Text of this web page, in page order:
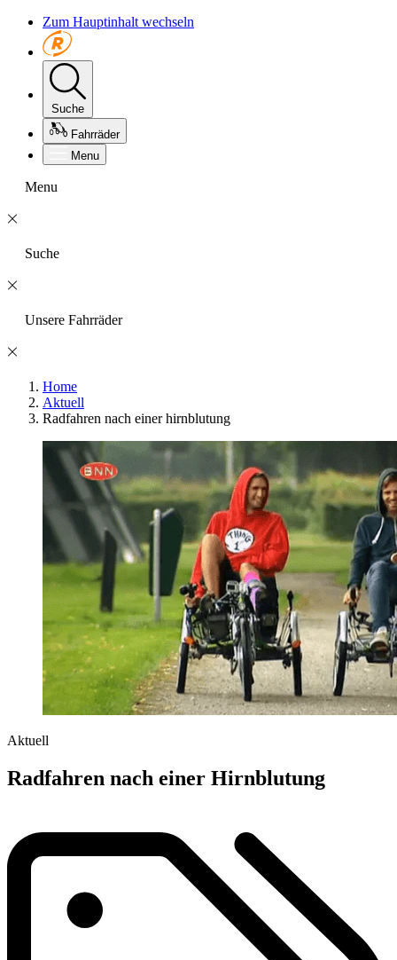
Zum Hauptinhalt wechseln
Suche
Fahrräder
Menu
Menu
Suche
Unsere Fahrräder
Home
Aktuell
Radfahren nach einer hirnblutung
Aktuell
Radfahren nach einer Hirnblutung